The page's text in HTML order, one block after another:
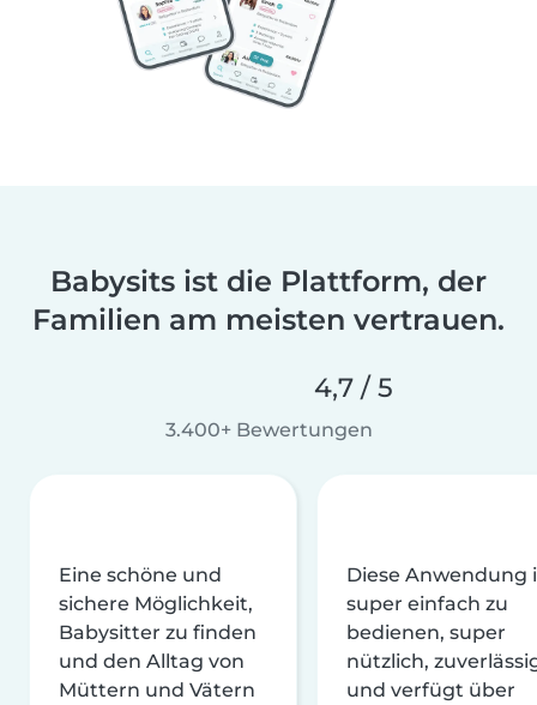
Babysits ist die Plattform, der
Familien am meisten vertrauen.
4,7 / 5
3.400+ Bewertungen
Eine schöne und
sichere Möglichkeit,
Babysitter zu finden
und den Alltag von
Müttern und Vätern
Diese Anwendung
super einfach zu
bedienen, super
nützlich,
und verfügt über